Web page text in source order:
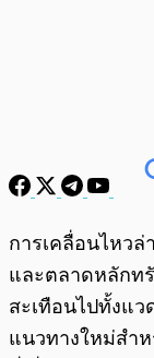
พร้อมเล่น
การเคลื่อนไหว
และตลาดหลักท
สะเทือนไปทั้งแว
แนวทางใหม่สำห